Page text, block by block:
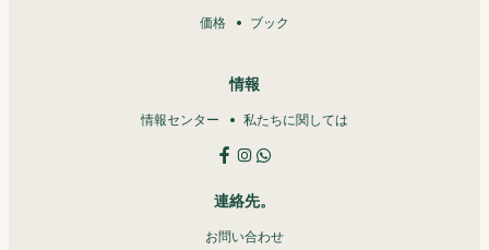
価格 ブック
情報
情報センター 私たちに関しては
連絡先。
お問い合わせ